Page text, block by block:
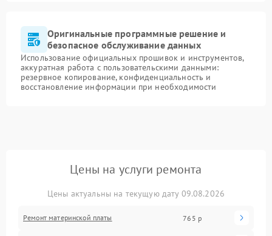
Оригинальные программные решение и
безопасное обслуживание данных
Использование официальных прошивок и инструментов,
аккуратная работа с пользовательскими данными:
резервное копирование, конфиденциальность и
восстановление информации при необходимости
Цены на услуги ремонта
Цены актуальны на текущую дату 09.08.2026
Ремонт материнской платы 765 р